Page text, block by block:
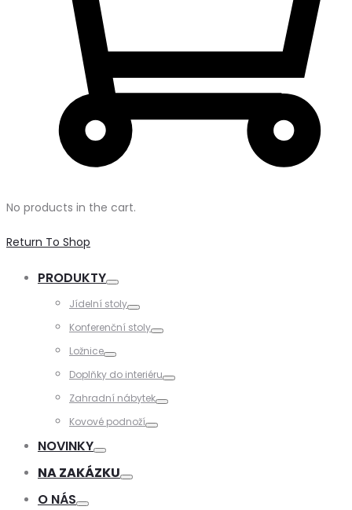
No products in the cart.
Return To Shop
PRODUKTY
Jídelní stoly
Konferenční stoly
Ložnice
Doplňky do interiéru
Zahradní nábytek
Kovové podnoží
NOVINKY
NA ZAKÁZKU
O NÁS